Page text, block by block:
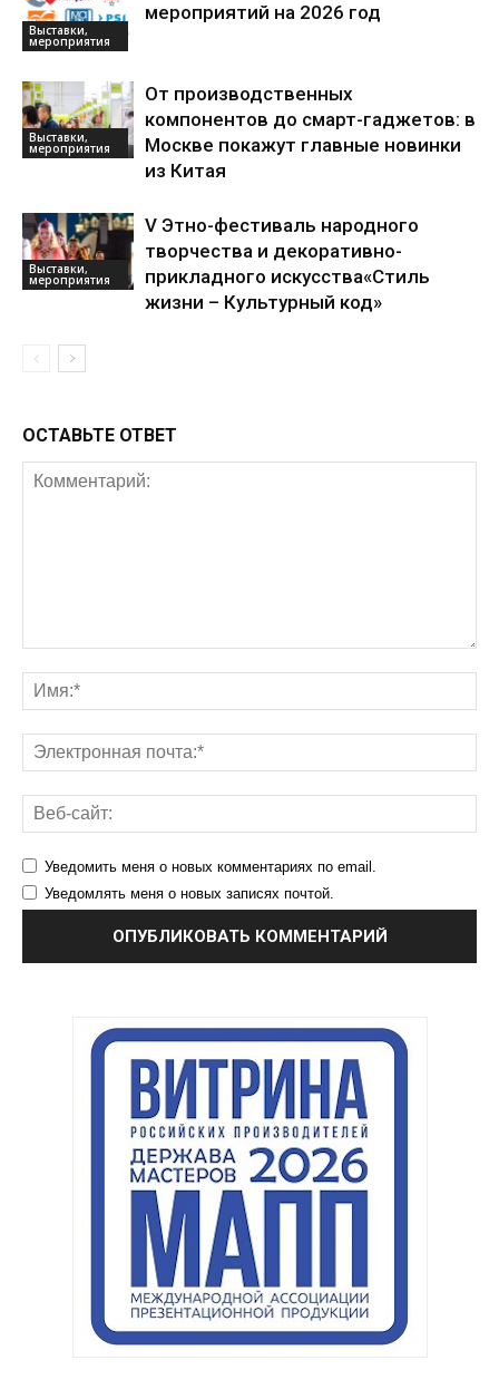
Выставки,
мероприятия
мероприятий на 2026 год
Выставки,
мероприятия
От производственных
компонентов до смарт-гаджетов: в
Москве покажут главные новинки
из Китая
Выставки,
мероприятия
V Этно-фестиваль народного
творчества и декоративно-
прикладного искусства«Стиль
жизни – Культурный код»
ОСТАВЬТЕ ОТВЕТ
Уведомить меня о новых комментариях по email.
Уведомлять меня о новых записях почтой.